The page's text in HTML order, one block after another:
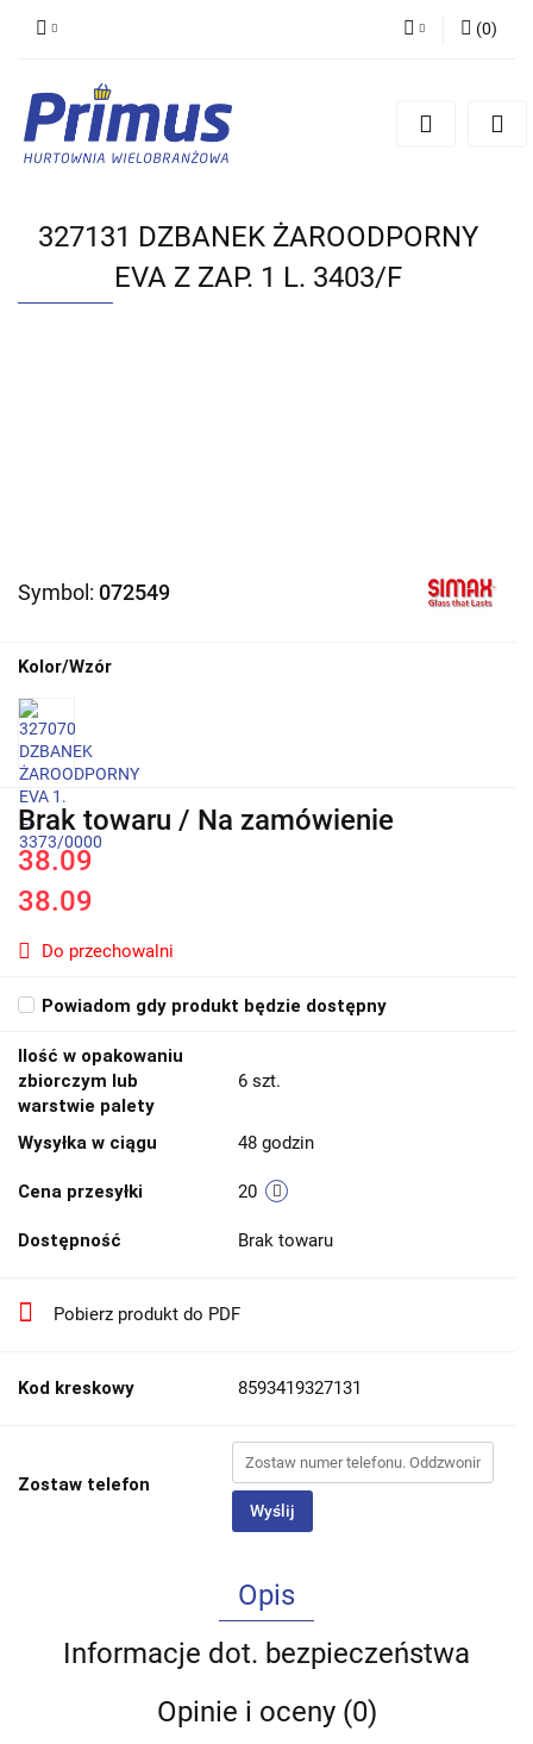
Zarejestruj się
(0)
327131 DZBANEK ŻAROODPORNY
EVA Z ZAP. 1 L. 3403/F
Symbol: 072549
Kolor/Wzór
Brak towaru / Na zamówienie
38.09
38.09
Do przechowalni
Powiadom gdy produkt będzie dostępny
Ilość w opakowaniu
zbiorczym lub
warstwie palety
6 szt.
Wysyłka w ciągu 48 godzin
Cena przesyłki 20
Dostępność Brak towaru
Pobierz produkt do PDF
Kod kreskowy 8593419327131
Zostaw telefon
Wyślij
Opis
Informacje dot. bezpieczeństwa
Opinie i oceny (0)